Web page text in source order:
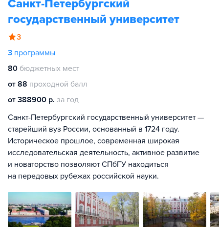
Санкт-Петербургский
государственный университет
3
3 программы
80 бюджетных мест
от 88 проходной балл
от 388900 р. за год
Санкт-Петербургский государственный университет —
старейший вуз России, основанный в 1724 году.
Историческое прошлое, современная широкая
исследовательская деятельность, активное развитие
и новаторство позволяют СПбГУ находиться
на передовых рубежах российской науки.